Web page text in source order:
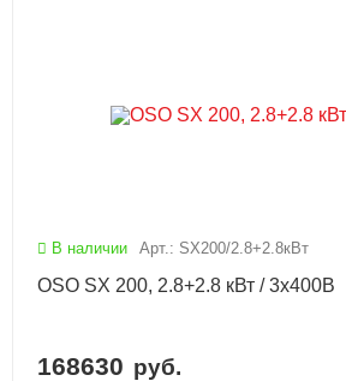
В наличии Арт.: SX200/2.8+2.8кВт
OSO SX 200, 2.8+2.8 кВт / 3x400В
168630 руб.